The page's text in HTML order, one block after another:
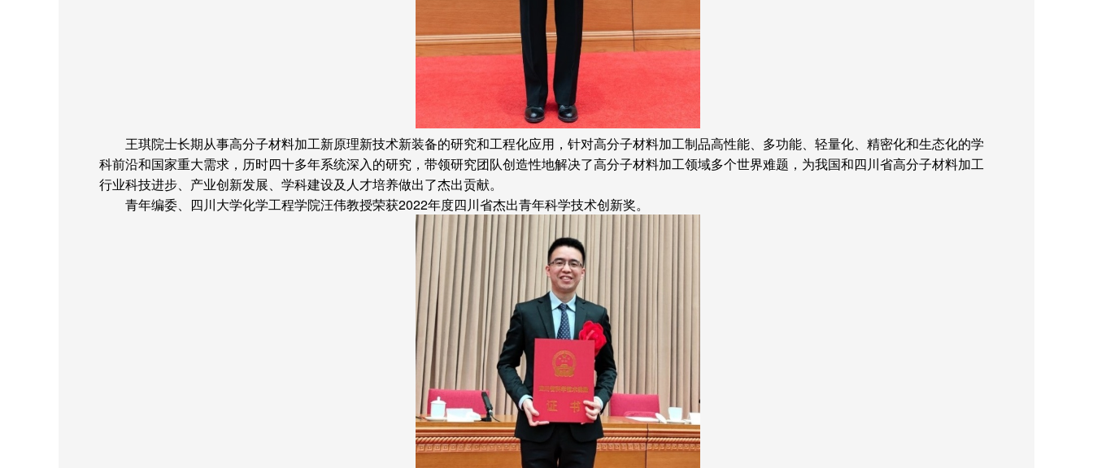
王琪院士长期从事高分子材料加工新原理新技术新装备的研究和工程化应用，针对高分子材料加工制品高性能、多功能、轻量化、精密化和生态化的学
科前沿和国家重大需求，历时四十多年系统深入的研究，带领研究团队创造性地解决了高分子材料加工领域多个世界难题，为我国和四川省高分子材料加工
行业科技进步、产业创新发展、学科建设及人才培养做出了杰出贡献。
青年编委、四川大学化学工程学院汪伟教授荣获2022年度四川省杰出青年科学技术创新奖。